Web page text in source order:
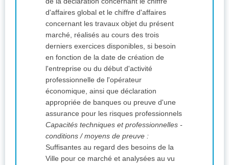
d'affaires global et le chiffre d'affaires
concernant les travaux objet du présent
marché, réalisés au cours des trois
derniers exercices disponibles, si besoin
en fonction de la date de création de
l'entreprise ou du début d'activité
professionnelle de l'opérateur
économique, ainsi que déclaration
appropriée de banques ou preuve d'une
assurance pour les risques professionnels
Capacités techniques et professionnelles -
conditions / moyens de preuve :
Suffisantes au regard des besoins de la
Ville pour ce marché et analysées au vu